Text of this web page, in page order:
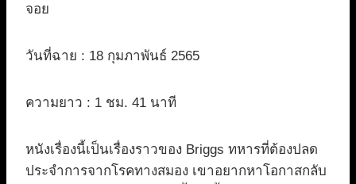
จอย
วันที่ฉาย : 18 กุมภาพันธ์ 2565
ความยาว : 1 ชม. 41 นาที
หนังเรื่องนี้เป็นเรื่องราวของ Briggs ทหารที่ต้องปลด
ประจำการจากโรคทางสมอง เขาอยากหาโอกาสกลับ